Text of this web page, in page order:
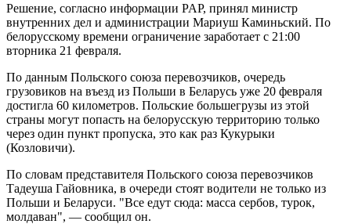
Решение, согласно информации PAP, принял министр
внутренних дел и администрации Мариуш Каминьский. По
белорусскому времени ограничение заработает с 21:00
вторника 21 февраля.
По данным Польского союза перевозчиков, очередь
грузовиков на въезд из Польши в Беларусь уже 20 февраля
достигла 60 километров. Польские большегрузы из этой
страны могут попасть на белорусскую территорию только
через один пункт пропуска, это как раз Кукурыки
(Козловичи).
По словам представителя Польского союза перевозчиков
Тадеуша Гайовника, в очереди стоят водители не только из
Польши и Беларуси. "Все едут сюда: масса сербов, турок,
молдаван", — сообщил он.